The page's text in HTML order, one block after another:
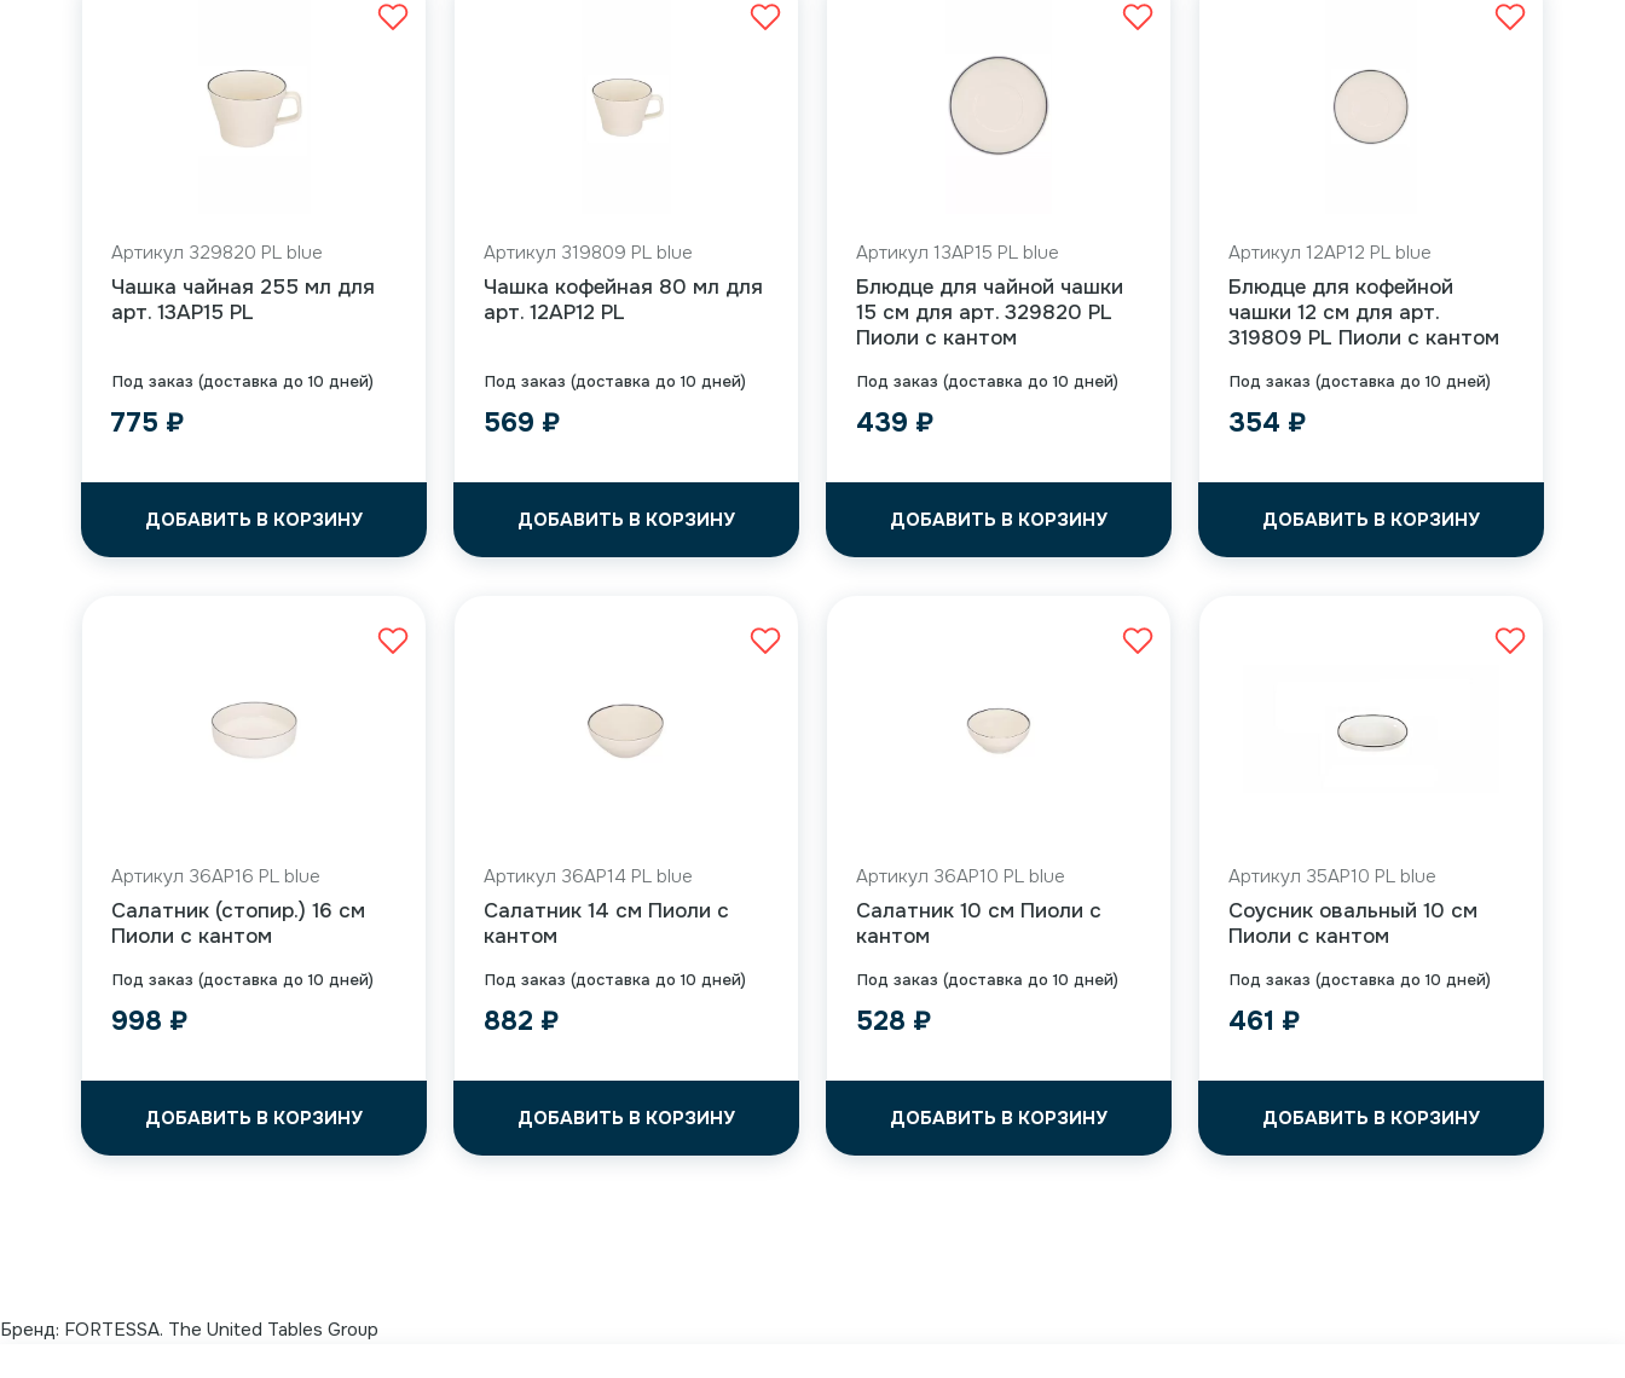
Под заказ (доставка до 10 дней)
Артикул 329820 PL blue
Чашка чайная 255 мл для
арт. 13AP15 PL
775 ₽
ДОБАВИТЬ В КОРЗИНУ
Под заказ (доставка до 10 дней)
Артикул 319809 PL blue
Чашка кофейная 80 мл для
арт. 12AP12 PL
569 ₽
ДОБАВИТЬ В КОРЗИНУ
Под заказ (доставка до 10 дней)
Артикул 13AP15 PL blue
Блюдце для чайной чашки
15 см для арт. 329820 PL
Пиоли с кантом
439 ₽
ДОБАВИТЬ В КОРЗИНУ
Под заказ (доставка до 10 дней)
Артикул 12AP12 PL blue
Блюдце для кофейной
чашки 12 см для арт.
319809 PL Пиоли с кантом
354 ₽
ДОБАВИТЬ В КОРЗИНУ
Под заказ (доставка до 10 дней)
Артикул 36AP16 PL blue
Салатник (стопир.) 16 см
Пиоли с кантом
998 ₽
ДОБАВИТЬ В КОРЗИНУ
Под заказ (доставка до 10 дней)
Артикул 36AP14 PL blue
Салатник 14 см Пиоли с
кантом
882 ₽
ДОБАВИТЬ В КОРЗИНУ
Под заказ (доставка до 10 дней)
Артикул 36AP10 PL blue
Салатник 10 см Пиоли с
кантом
528 ₽
ДОБАВИТЬ В КОРЗИНУ
Под заказ (доставка до 10 дней)
Артикул 35AP10 PL blue
Соусник овальный 10 см
Пиоли с кантом
461 ₽
ДОБАВИТЬ В КОРЗИНУ
Бренд: FORTESSA. The United Tables Group